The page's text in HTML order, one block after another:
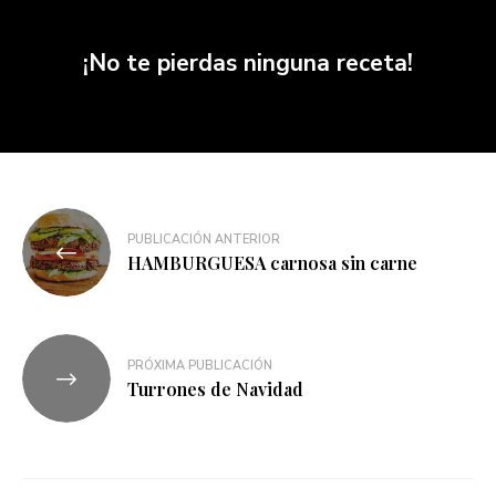
¡No te pierdas ninguna receta!
PUBLICACIÓN ANTERIOR
HAMBURGUESA carnosa sin carne
PRÓXIMA PUBLICACIÓN
Turrones de Navidad